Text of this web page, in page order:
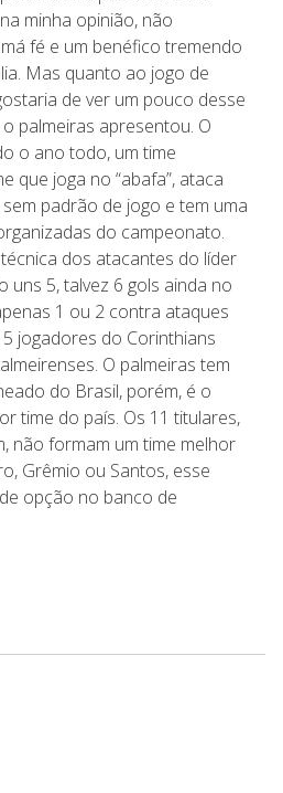
minha opinião, não
fé e um benéfico tremendo
Mas quanto ao jogo de
de ver um pouco desse
palmeiras apresentou. O
o ano todo, um time
que joga no “abafa”, ataca
padrão de jogo e tem uma
do campeonato.
dos atacantes do líder
uns 5, talvez 6 gols ainda no
1 ou 2 contra ataques
jogadores do Corinthians
O palmeiras tem
do Brasil, porém, é o
time do país. Os 11 titulares,
não formam um time melhor
Grêmio ou Santos, esse
opção no banco de